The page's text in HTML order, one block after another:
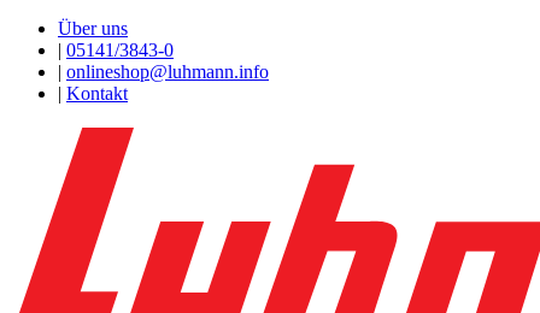
Über uns
| 05141/3843-0
| onlineshop@luhmann.info
| Kontakt